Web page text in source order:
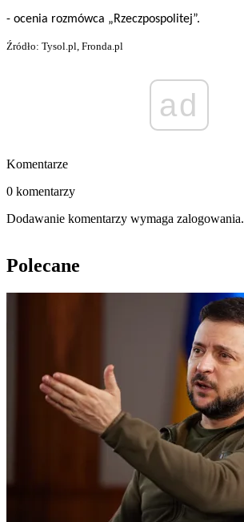
- ocenia rozmówca „Rzeczpospolitej”.
Źródło: Tysol.pl, Fronda.pl
ad
Komentarze
0 komentarzy
Dodawanie komentarzy wymaga zalogowania.
Polecane